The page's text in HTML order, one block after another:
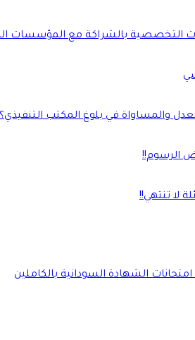
التخصصية بالشراكة مع المؤسسات
والمساواة في بلوغ المكتب التنفيذي؟
الرسوم!!
لا تنتهي!!
الشهادة السودانية بالكاملين